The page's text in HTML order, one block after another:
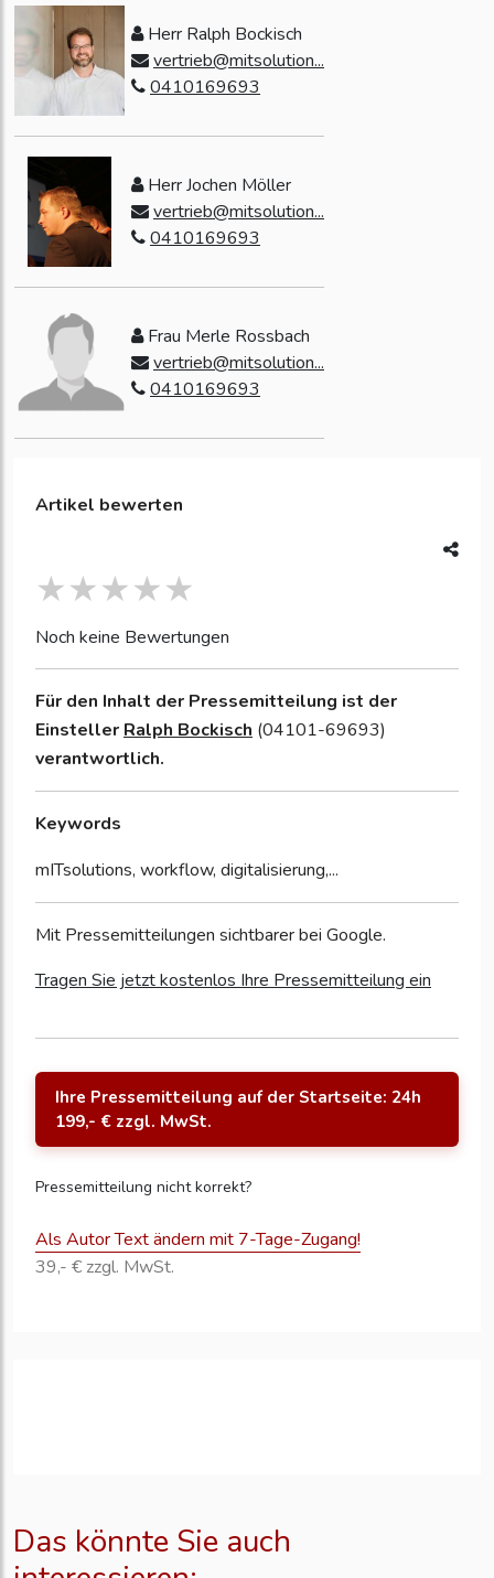
Herr Ralph Bockisch
vertrieb@mitsolution...
0410169693
Herr Jochen Möller
vertrieb@mitsolution...
0410169693
Frau Merle Rossbach
vertrieb@mitsolution...
0410169693
Artikel bewerten
Noch keine Bewertungen
Für den Inhalt der Pressemitteilung ist der
Einsteller Ralph Bockisch (04101-69693)
verantwortlich.
Keywords
mITsolutions, workflow, digitalisierung,...
Mit Pressemitteilungen sichtbarer bei Google.
Tragen Sie jetzt kostenlos Ihre Pressemitteilung ein
Ihre Pressemitteilung auf der Startseite: 24h
199,- € zzgl. MwSt.
Pressemitteilung nicht korrekt?
Als Autor Text ändern mit 7-Tage-Zugang!
39,- € zzgl. MwSt.
Das könnte Sie auch